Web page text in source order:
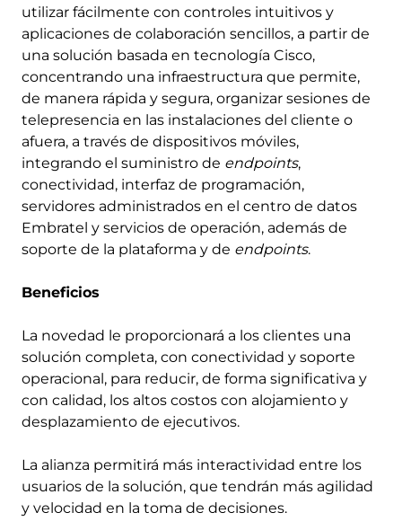
utilizar fácilmente con controles intuitivos y
aplicaciones de colaboración sencillos, a partir de
una solución basada en tecnología Cisco,
concentrando una infraestructura que permite,
de manera rápida y segura, organizar sesiones de
telepresencia en las instalaciones del cliente o
afuera, a través de dispositivos móviles,
integrando el suministro de endpoints,
conectividad, interfaz de programación,
servidores administrados en el centro de datos
Embratel y servicios de operación, además de
soporte de la plataforma y de endpoints.
Beneficios
La novedad le proporcionará a los clientes una
solución completa, con conectividad y soporte
operacional, para reducir, de forma significativa y
con calidad, los altos costos con alojamiento y
desplazamiento de ejecutivos.
La alianza permitirá más interactividad entre los
usuarios de la solución, que tendrán más agilidad
y velocidad en la toma de decisiones.